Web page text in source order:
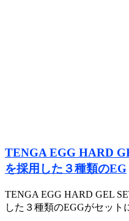
TENGA EGG HARD
を採用した３種類のEG
TENGA EGG HARD GEL
した３種類のEGGがセット